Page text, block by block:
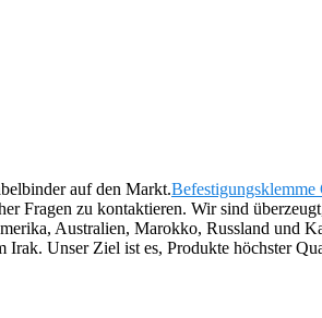
auf den Markt.
Fragen zu kontaktieren. Wir sind
Australien, Marokko, Russland und
Unser Ziel ist es, Produkte höchster